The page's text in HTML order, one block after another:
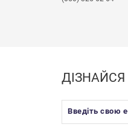
Введіть свою